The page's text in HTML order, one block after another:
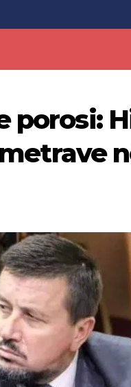
porosi: